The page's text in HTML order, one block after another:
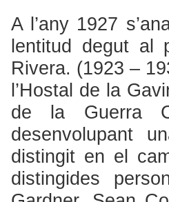
A l’any 1927
lentitud degut al
Rivera. (1923 –
l’Hostal de la
de la Guerra
desenvolupant
distingit en el
distingides